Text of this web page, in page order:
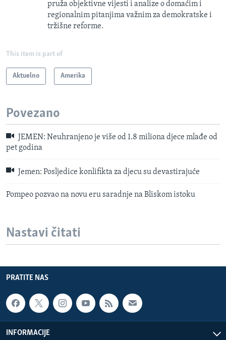
pruža objektivne vijesti i analize o domaćim i
regionalnim pitanjima važnim za demokratske i
tržišne reforme.
This item is part of
Aktuelno Amerika
Povezano
JEMEN: Neuhranjeno je više od 1.8 miliona djece mlađe od
pet godina
Jemen: Posljedice konlifikta za djecu su devastirajuće
Pompeo pozvao na novu eru saradnje na Bliskom istoku
Nastavi čitati
PRATITE NAS
INFORMACIJE